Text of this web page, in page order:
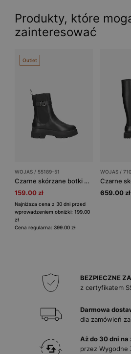
Produkty, które
zainteresować
Outlet
WOJAS / 55189-51
Czarne skórzane botki damskie z ozdobną klamerką
159.00 zł
Najniższa cena z 30 dni przed
wprowadzeniem obniżki: 199.00
zł
Cena regularna: 399.00 zł
WOJAS /
659.00 zł
BEZPIECZNE
z certyfikatem
Darmowa
dla zamówień
Aż do 30 dni na
przez Wygodne